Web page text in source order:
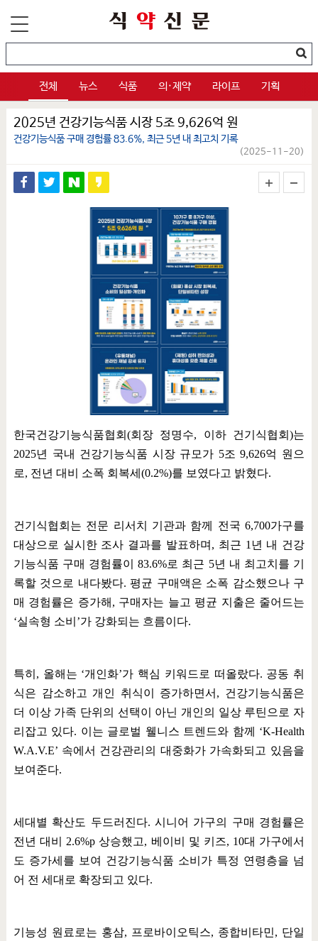
전체 뉴스 식품 의·제약 라이프 기획
2025년 건강기능식품 시장 5조 9,626억 원
건강기능식품 구매 경험률 83.6%, 최근 5년 내 최고치 기록
(2025-11-20)
한국건강기능식품협회 (회장 정명수, 이하 건기식협회)는
2025년 국내 건강기능식품 시장 규모가 5조9,626억 원으
로, 전년 대비 소폭 회복세 (0.2%)를 보였다고 밝혔다.
건기식협회는 전문 리서치 기관과 함께 전국6,700가구를
대상으로 실시한 조사 결과를 발표하며 , 최근 1 년 내 건강
기능식품 구매 경험률이83.6%로 최근 5년 내 최고치를 기
록할 것으로 내다봤다.평균 구매액은 소폭 감소했으나 구
매 경험률은 증가해 , 구매자는 늘고 평균 지출은 줄어드는
‘실속형 소비 ’가 강화되는 흐름이다.
특히 , 올해는 ‘개인화’가 핵심 키워드로 떠올랐다. 공동 취
식은 감소하고 개인 취식이 증가하면서 , 건강기능식품은
더 이상 가족 단위의 선택이 아닌 개인의 일상 루틴으로 자
리잡고 있다. 이는 글로벌 웰니스 트렌드와 함께 ‘K-Health
W.A.V.E’ 속에서 건강관리의 대중화가 가속화되고 있음을
보여준다.
세대별 확산도 두드러진다.시니어 가구의 구매 경험률은
전년 대비 2.6%p상승했고, 베이비 및 키즈, 10대 가구에서
도 증가세를 보여 건강기능식품 소비가 특정 연령층을 넘
어 전 세대로 확장되고 있다.
기능성 원료로는 홍삼, 프로바이오틱스, 종합비타민, 단일